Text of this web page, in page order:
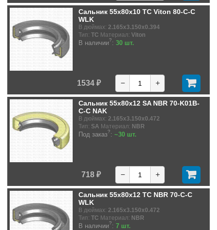
Сальник 55x80x10 TC Viton 80-C-C
WLK
В дюймах: 2.165x3.150x0.394
Тип: TC Материал: Viton
В наличии?: 30 шт.
1534 ₽ − +
Сальник 55x80x12 SA NBR 70-K01B-
C-C NAK
В дюймах: 2.165x3.150x0.472
Тип: SA Материал: NBR
Под заказ?: ~30 шт.
718 ₽ − +
Сальник 55x80x12 TC NBR 70-C-C
WLK
В дюймах: 2.165x3.150x0.472
Тип: TC Материал: NBR
В наличии?: 7 шт.